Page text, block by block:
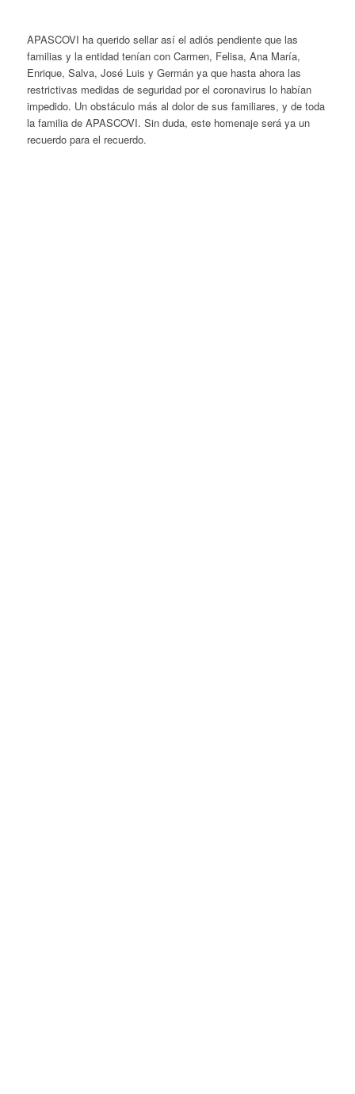
APASCOVI ha querido sellar así el adiós pendiente que las
familias y la entidad tenían con Carmen, Felisa, Ana María,
Enrique, Salva, José Luis y Germán ya que hasta ahora las
restrictivas medidas de seguridad por el coronavirus lo habían
impedido. Un obstáculo más al dolor de sus familiares, y de toda
la familia de APASCOVI. Sin duda, este homenaje será ya un
recuerdo para el recuerdo.